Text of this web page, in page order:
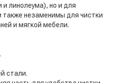
и линолеума), но и для
незаменимы для чистки
и мягкой мебели.
стали.